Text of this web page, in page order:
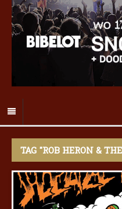
TAG "ROB HERON &